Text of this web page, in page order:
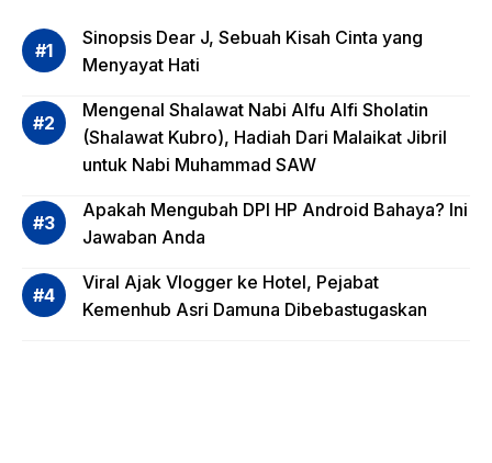
si
Risiko
asi
Reksa
Saja?
Sinopsis Dear J, Sebuah Kisah Cinta yang
Menyayat Hati
Mengenal Shalawat Nabi Alfu Alfi Sholatin
(Shalawat Kubro), Hadiah Dari Malaikat Jibril
untuk Nabi Muhammad SAW
Apakah Mengubah DPI HP Android Bahaya? Ini
Jawaban Anda
Viral Ajak Vlogger ke Hotel, Pejabat
Kemenhub Asri Damuna Dibebastugaskan